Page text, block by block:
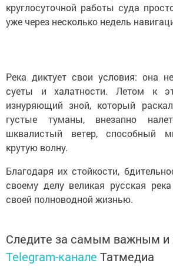
круглосуточной работы суда
уже через несколько недель
Река диктует свои условия: она
суеты и халатности. Летом к
изнуряющий зной, который
густые туманы, внезапно
шквалистый ветер, способный
крутую волну.
Благодаря их стойкости,
своему делу великая русская
своей полноводной жизнью.
Следите за самым важным и
Telegram-канале Татмедиа